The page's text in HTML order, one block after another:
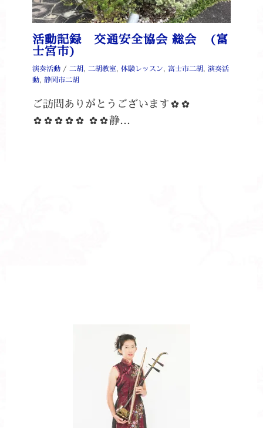
活動記録 交通安全協会 総会 (富
士宮市)
演奏活動/ 二胡, 二胡教室, 体験レッスン, 富士市二胡, 演奏活
動, 静岡市二胡
ご訪問ありがとうございます✿✿
✿✿✿✿✿ ✿✿静…